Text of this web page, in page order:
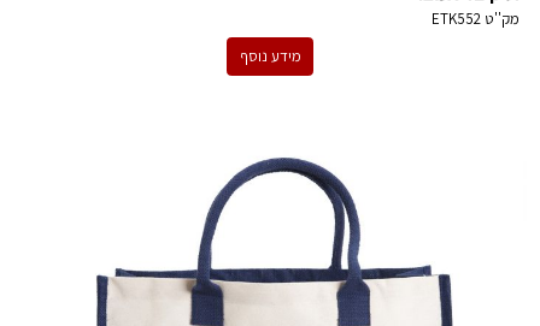
מק''טETK552
מידע נוסף